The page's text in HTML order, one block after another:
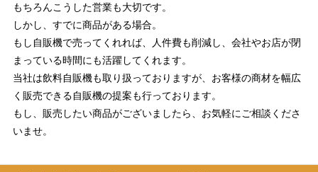
もちろんこうした営業も大切です。
しかし、すでに商品がある場合。
もし自販機で売ってくれれば、人件費も削減し、会社やお店が閉
まっている時間にも活躍してくれます。
当社は飲料自販機も取り扱っておりますが、お客様の商材を幅広
く販売できる自販機の提案も行っております。
もし、販売したい商品がございましたら、お気軽にご相談くださ
いませ。